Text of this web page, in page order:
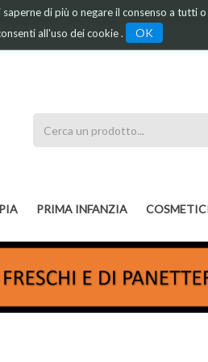
di più o negare il consenso a tutti
all'uso dei cookie .
OK
Prodotto
PRIMA INFANZIA